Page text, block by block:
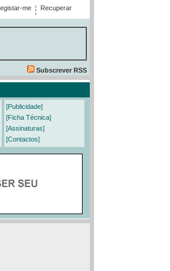
me
Recuperar
Subscrever RSS
[Publicidade]
[Ficha Técnica]
[Assinaturas]
[Contactos]